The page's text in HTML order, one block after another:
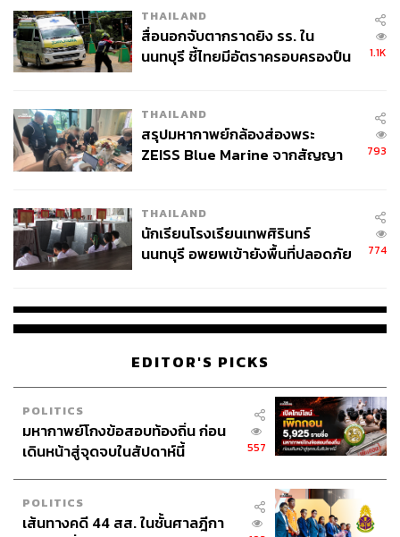
THAILAND
สื่อนอกจับตากราดยิง รร. ใน
นนทบุรี ชี้ไทยมีอัตราครอบครองปืน
1.1K
THAILAND
สรุปมหากาพย์กล้องส่องพระ
ZEISS Blue Marine จากสัญญา
จ่ายหนี้-แอบระบุแบรนด์
793
THAILAND
นักเรียนโรงเรียนเทพศิรินทร์
นนทบุรี อพยพเข้ายังพื้นที่ปลอดภัย
774
EDITOR'S PICKS
POLITICS
มหากาพย์โกงข้อสอบท้องถิ่น ก่อน
เดินหน้าสู่จุดจบในสัปดาห์นี้
557
POLITICS
เส้นทางคดี 44 สส. ในชั้นศาลฎีกา